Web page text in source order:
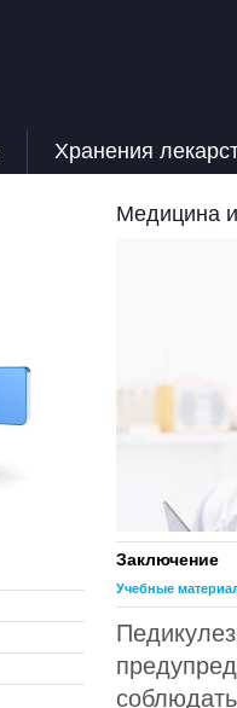
Хранения
Медицина
Заключение
Учебные